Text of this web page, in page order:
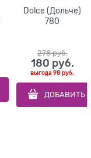
Dolce (Дольче)
780
278 руб.
180 руб.
выгода98 руб.
ДОБАВИТЬ